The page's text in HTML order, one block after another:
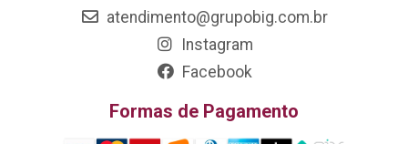
atendimento@grupobig.com.br
Instagram
Facebook
Formas de Pagamento